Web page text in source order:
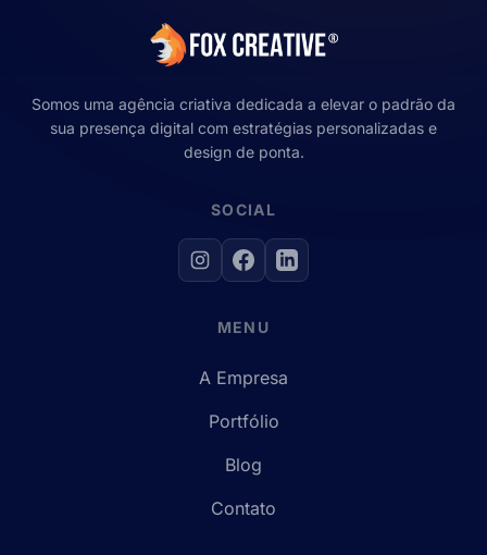
Somos uma agência criativa dedicada a elevar o padrão da
sua presença digital com estratégias personalizadas e
design de ponta.
SOCIAL
MENU
A Empresa
Portfólio
Blog
Contato